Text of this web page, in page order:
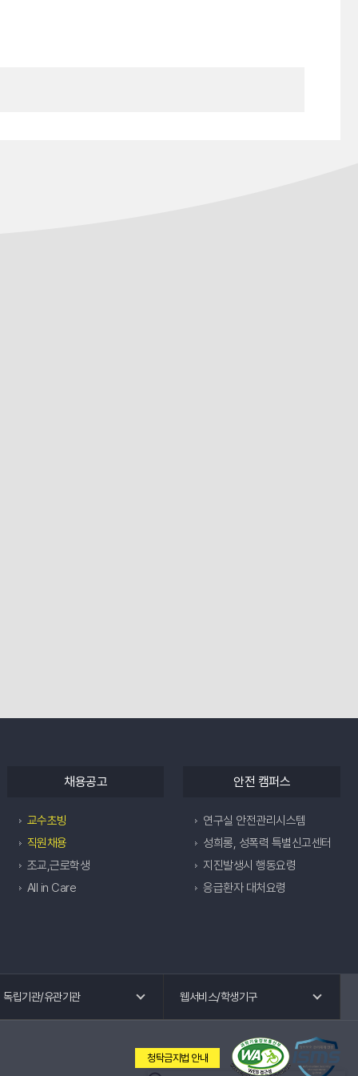
채용공고
교수초빙
직원채용
조교,근로학생
All in Care
안전 캠퍼스
연구실 안전관리시스템
성희롱, 성폭력 특별신고센터
지진발생시 행동요령
응급환자 대처요령
독립기관/유관기관
교수회
웹서비스/학생기구
공학교육혁신센터
국제교류.외국어특강
청탁금지법 안내